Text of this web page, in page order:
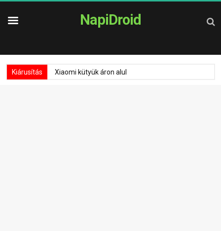
NapiDroid
Kiárusítás Xiaomi kütyük áron alul